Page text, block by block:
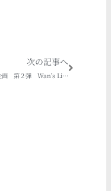
次の記事へ
コラボ企画 第２弾 Wan's Life × nakano camera
Next